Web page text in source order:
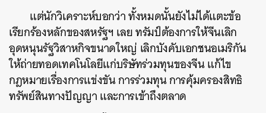
แต่นักวิเคราะห์บอกว่า ทั้งหมดนั้นยังไม่ได้แตะข้อ
เรียกร้องหลักของสหรัฐฯ เลย ทรัมป์ต้องการให้จีนเลิก
อุดหนุนรัฐวิสาหกิจขนาดใหญ่ เลิกบังคับเอกชนอเมริกัน
ให้ถ่ายทอดเทคโนโลยีแก่บริษัทร่วมทุนของจีน แก้ไข
กฎหมายเรื่องการแข่งขัน การร่วมทุน การคุ้มครองสิทธิ
ทรัพย์สินทางปัญญา และการเข้าถึงตลาด